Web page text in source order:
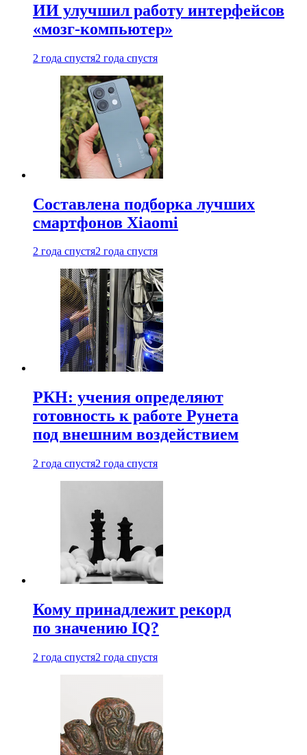
ИИ улучшил работу интерфейсов
«мозг-компьютер»
2 года спустя2 года спустя
Составлена подборка лучших
смартфонов Xiaomi
2 года спустя2 года спустя
РКН: учения определяют
готовность к работе Рунета
под внешним воздействием
2 года спустя2 года спустя
Кому принадлежит рекорд
по значению IQ?
2 года спустя2 года спустя